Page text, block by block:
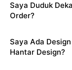
Saya Duduk
Order?
Saya Ada
Hantar Design?